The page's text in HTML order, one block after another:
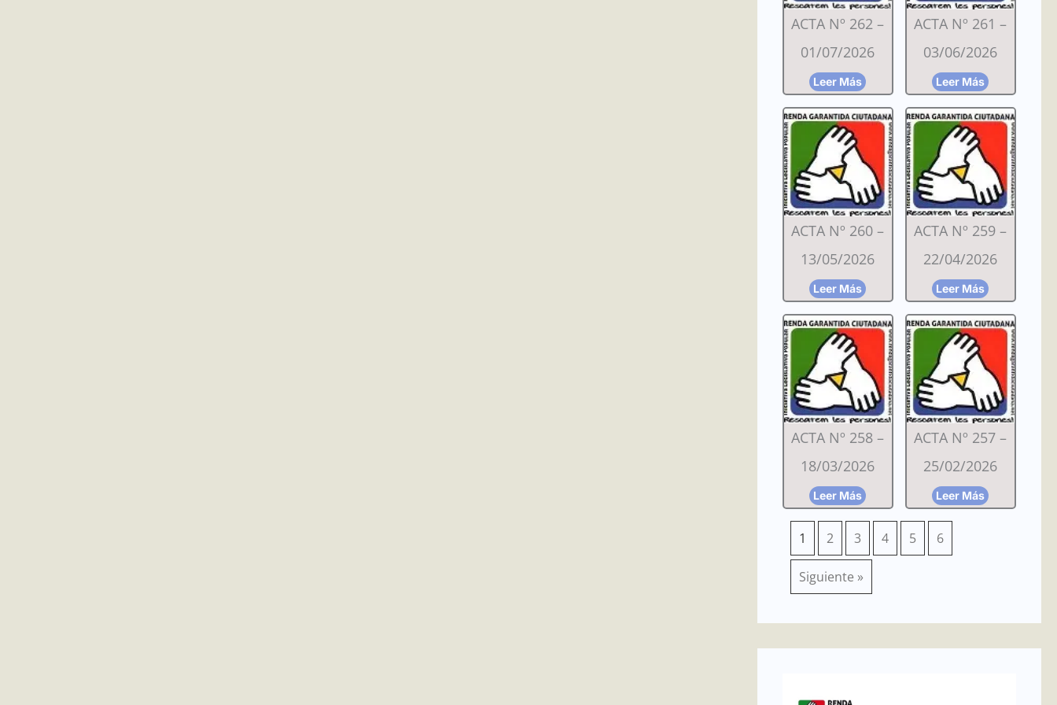
ACTA Nº 262 –
01/07/2026
Leer Más
ACTA Nº 261 –
03/06/2026
Leer Más
ACTA Nº 260 –
13/05/2026
Leer Más
ACTA Nº 259 –
22/04/2026
Leer Más
ACTA Nº 258 –
18/03/2026
Leer Más
ACTA Nº 257 –
25/02/2026
Leer Más
1 2 3 4 5 6
Siguiente »